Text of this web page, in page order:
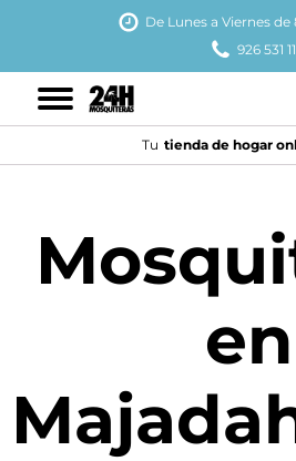
De Lunes a Viernes de
926 531
Tu tienda de hogar
en